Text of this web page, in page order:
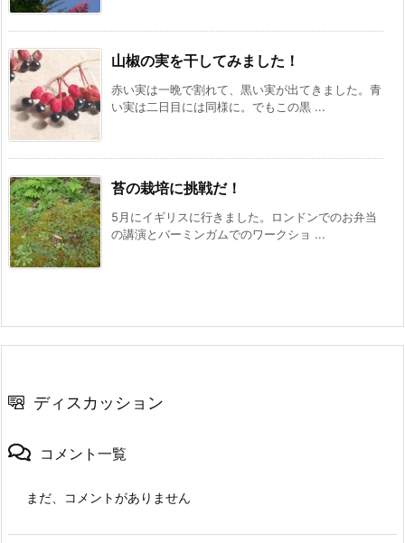
山椒の実を干してみました！
赤い実は一晩で割れて、黒い実が出てきました。青
い実は二日目には同様に。でもこの黒 ...
苔の栽培に挑戦だ！
5月にイギリスに行きました。ロンドンでのお弁当
の講演とバーミンガムでのワークショ ...
ディスカッション
コメント一覧
まだ、コメントがありません